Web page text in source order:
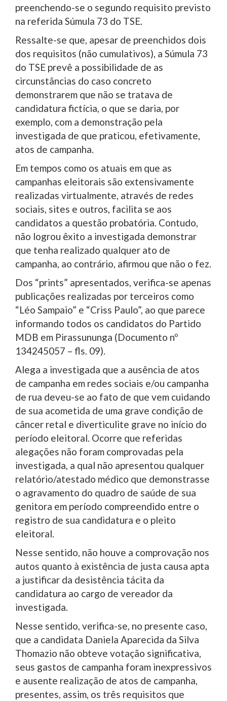
preenchendo-se o segundo requisito previsto
na referida Súmula 73 do TSE.
Ressalte-se que, apesar de preenchidos dois
dos requisitos (não cumulativos), a Súmula 73
do TSE prevê a possibilidade de as
circunstâncias do caso concreto
demonstrarem que não se tratava de
candidatura fictícia, o que se daria, por
exemplo, com a demonstração pela
investigada de que praticou, efetivamente,
atos de campanha.
Em tempos como os atuais em que as
campanhas eleitorais são extensivamente
realizadas virtualmente, através de redes
sociais, sites e outros, facilita se aos
candidatos a questão probatória. Contudo,
não logrou êxito a investigada demonstrar
que tenha realizado qualquer ato de
campanha, ao contrário, afirmou que não o fez.
Dos “prints” apresentados, verifica-se apenas
publicações realizadas por terceiros como
“Léo Sampaio” e “Criss Paulo”, ao que parece
informando todos os candidatos do Partido
MDB em Pirassununga (Documento nº
134245057 – fls. 09).
Alega a investigada que a ausência de atos
de campanha em redes sociais e/ou campanha
de rua deveu-se ao fato de que vem cuidando
de sua acometida de uma grave condição de
câncer retal e diverticulite grave no início do
período eleitoral. Ocorre que referidas
alegações não foram comprovadas pela
investigada, a qual não apresentou qualquer
relatório/atestado médico que demonstrasse
o agravamento do quadro de saúde de sua
genitora em período compreendido entre o
registro de sua candidatura e o pleito
eleitoral.
Nesse sentido, não houve a comprovação nos
autos quanto à existência de justa causa apta
a justificar da desistência tácita da
candidatura ao cargo de vereador da
investigada.
Nesse sentido, verifica-se, no presente caso,
que a candidata Daniela Aparecida da Silva
Thomazio não obteve votação significativa,
seus gastos de campanha foram inexpressivos
e ausente realização de atos de campanha,
presentes, assim, os três requisitos que